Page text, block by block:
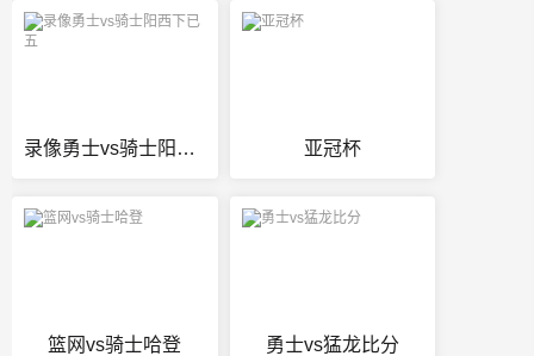
录像勇士vs骑士阳西下已五 亚冠杯
篮网vs骑士哈登 勇士vs猛龙比分